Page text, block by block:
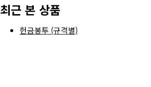
최근 본 상품
헌금봉투 (규격별)